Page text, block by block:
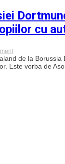
cu
on
Superstarul
Borussiei
Dortmund,
de la
Este vorba de